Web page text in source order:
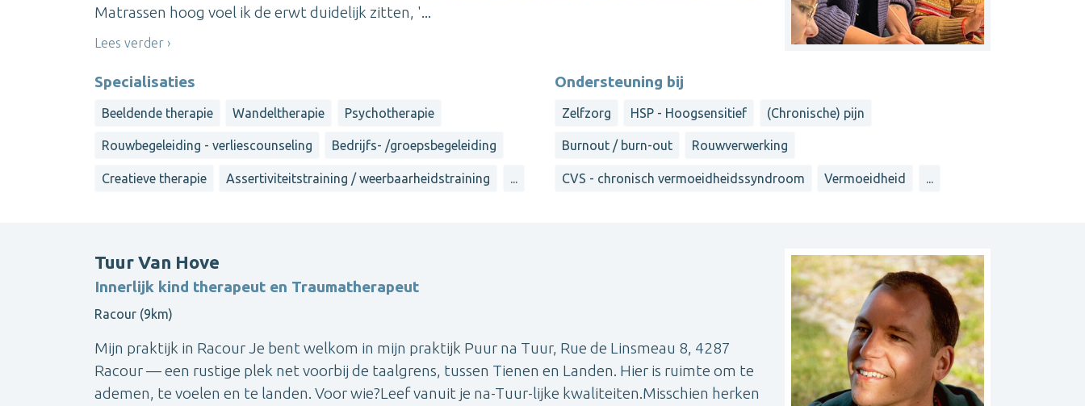
Matrassen hoog voel ik de erwt duidelijk zitten, '...
Lees verder
Specialisaties
Beeldende therapie Wandeltherapie Psychotherapie
Rouwbegeleiding - verliescounseling Bedrijfs- /groepsbegeleiding
Creatieve therapie Assertiviteitstraining / weerbaarheidstraining ...
Ondersteuning bij
Zelfzorg HSP - Hoogsensitief (Chronische) pijn
Burnout / burn-out Rouwverwerking
CVS - chronisch vermoeidheidssyndroom Vermoeidheid ...
Tuur Van Hove
Innerlijk kind therapeut en Traumatherapeut
Racour (9km)
Mijn praktijk in Racour Je bent welkom in mijn praktijk Puur na Tuur, Rue de Linsmeau 8, 4287
Racour — een rustige plek net voorbij de taalgrens, tussen Tienen en Landen. Hier is ruimte om te
ademen, te voelen en te landen. Voor wie?Leef vanuit je na-Tuur-lijke kwaliteiten.Misschien herken